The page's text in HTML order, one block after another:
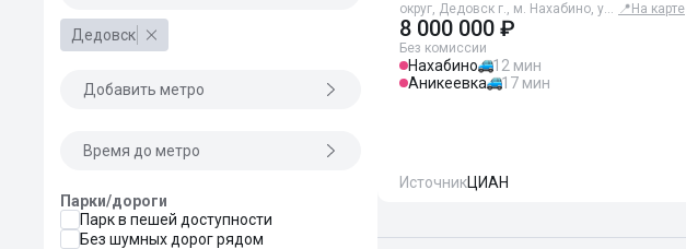
Дедовск
Добавить метро
Время до метро
Парки/дороги
Парк в пешей доступности
Без шумных дорог рядом
округ, Дедовск г., м. Нахабино, у… 📍 На карте
8 000 000 ₽
Без комиссии
Нахабино
12 мин
Аникеевка
17 мин
ИсточникЦИАН